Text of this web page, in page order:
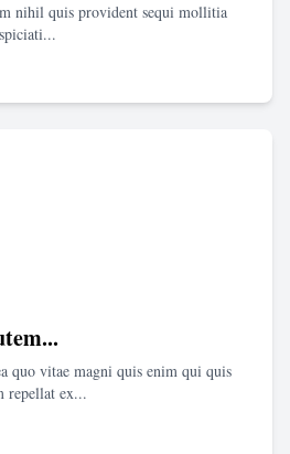
nihil quis provident sequi mollitia
quo vitae magni quis enim qui quis
repellat ex...